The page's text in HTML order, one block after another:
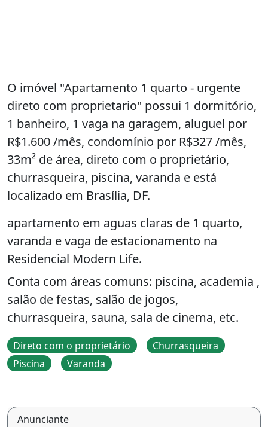
O imóvel "Apartamento 1 quarto - urgente
direto com proprietario" possui 1 dormitório,
1 banheiro, 1 vaga na garagem, aluguel por
R$1.600 /mês, condomínio por R$327 /mês,
33m² de área, direto com o proprietário,
churrasqueira, piscina, varanda e está
localizado em Brasília, DF.
apartamento em aguas claras de 1 quarto,
varanda e vaga de estacionamento na
Residencial Modern Life.
Conta com áreas comuns: piscina, academia ,
salão de festas, salão de jogos,
churrasqueira, sauna, sala de cinema, etc.
Direto com o proprietário
Churrasqueira
Piscina
Varanda
Anunciante